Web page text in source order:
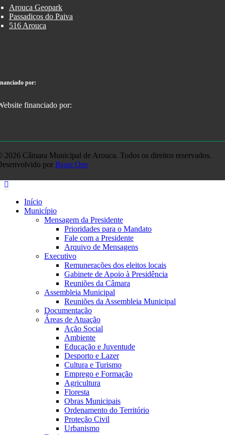
Arouca Geopark
Passadiços do Paiva
516 Arouca
por:
2026 Câmara Municipal de Arouca. Todos os direitos reservados.
por Brain One
Início
Município
Mensagem da Presidente
Prioridades para o Mandato
Fale com a Presidente
Arquivo de Mensagens
Executivo
Remunerações dos eleitos locais
Gabinete de Apoio à Presidência
Reuniões da Câmara
Assembleia Municipal
Reuniões da Assembleia Municipal
Documentação
Áreas de Atuação
Ação Social
Ambiente
Educação e Juventude
Desporto e Lazer
Cultura e Turismo
Emprego e Formação
Agricultura
Floresta
Obras Municipais
Ordenamento do Território
Proteção Civil
Urbanismo